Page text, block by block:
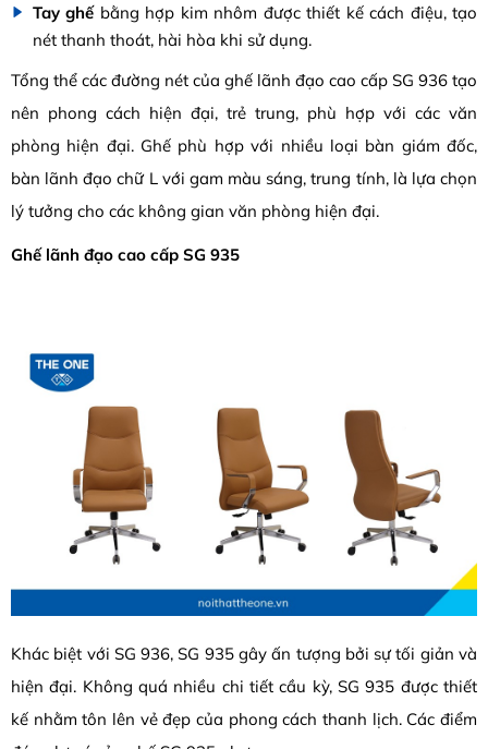
Tay ghếbằng hợp kim nhôm được thiết kế cách điệu, tạo
nét thanh thoát, hài hòa khi sử dụng.
Tổng thể các đường nét của ghế lãnh đạo cao cấp SG 936 tạo
nên phong cách hiện đại, trẻ trung, phù hợp với các văn
phòng hiện đại. Ghế phù hợp với nhiều loại bàn giám đốc,
bàn lãnh đạo chữ L với gam màu sáng, trung tính, là lựa chọn
lý tưởng cho các không gian văn phòng hiện đại.
Ghế lãnh đạo cao cấp SG 935
Khác biệt với SG 936, SG 935 gây ấn tượng bởi sự tối giản và
hiện đại. Không quá nhiều chi tiết cầu kỳ, SG 935 được thiết
kế nhằm tôn lên vẻ đẹp của phong cách thanh lịch. Các điểm